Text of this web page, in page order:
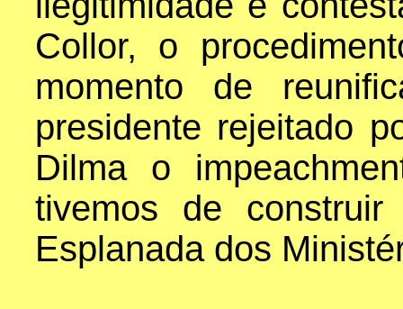
Collor, o
momento de
presidente rejeitado
Dilma o
tivemos de
Esplanada dos